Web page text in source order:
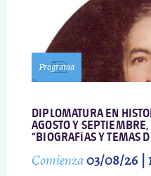
Programa
DIPLOMATURA EN
AGOSTO Y SEPTIEMBRE,
“BIOGRAFÍAS Y TEMAS
Comienza03/08/26 |